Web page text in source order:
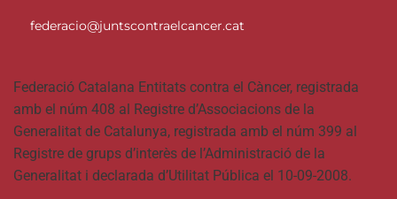
federacio@juntscontraelcancer.cat
Federació Catalana Entitats contra el Càncer, registrada
amb el núm 408 al Registre d’Associacions de la
Generalitat de Catalunya, registrada amb el núm 399 al
Registre de grups d’interès de l’Administració de la
Generalitat i declarada d’Utilitat Pública el 10-09-2008.